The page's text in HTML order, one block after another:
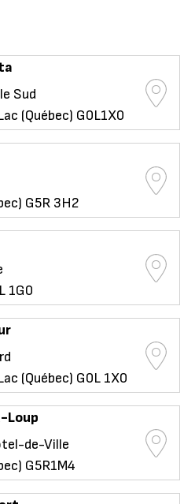
Sud
(Québec) G0L1X0
G5R 3H2
1G0
(Québec) G0L 1X0
Loup
de-Ville
G5R1M4